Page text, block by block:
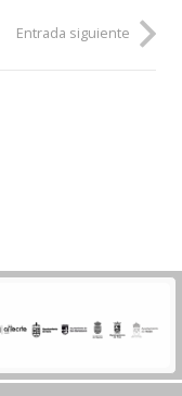
Entrada siguiente